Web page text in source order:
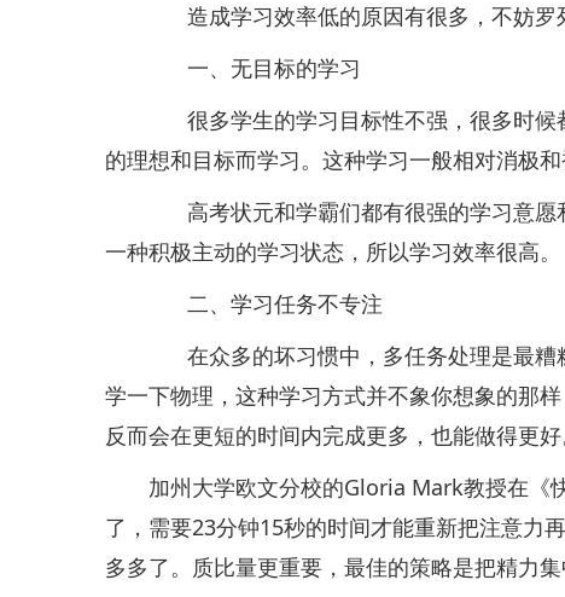
造成学习效率低的原因有很多，不妨罗
一、无目标的学习
很多学生的学习目标性不强，很多时候
的理想和目标而学习。这种学习一般相对消极
高考状元和学霸们都有很强的学习意愿
一种积极主动的学习状态，所以学习效率很高。
二、学习任务不专注
在众多的坏习惯中，多任务处理是最糟
学一下物理，这种学习方式并不象你想象的那
反而会在更短的时间内完成更多，也能做得更好
加州大学欧文分校的Gloria Mark教授在《
了，需要23分钟15秒的时间才能重新把注意力
多多了。质比量更重要，最佳的策略是把精力